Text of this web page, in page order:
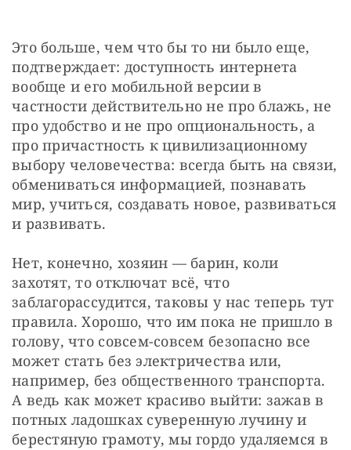
Это больше, чем что бы то ни было еще,
подтверждает: доступность интернета
вообще и его мобильной версии в
частности действительно не про блажь, не
про удобство и не про опциональность, а
про причастность к цивилизационному
выбору человечества: всегда быть на связи,
обмениваться информацией, познавать
мир, учиться, создавать новое, развиваться
и развивать.
Нет, конечно, хозяин — барин, коли
захотят, то отключат всё, что
заблагорассудится, таковы у нас теперь тут
правила. Хорошо, что им пока не пришло в
голову, что совсем-совсем безопасно все
может стать без электричества или,
например, без общественного транспорта.
А ведь как может красиво выйти: зажав в
потных ладошках суверенную лучину и
берестяную грамоту, мы гордо удаляемся в